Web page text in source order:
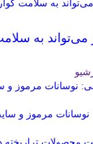
می‌تواند به
مرموز و